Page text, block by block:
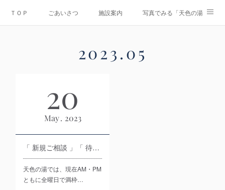
ＴＯＰ ごあいさつ 施設案内 写真でみる「天色の湯」
2023.05
20
May 2023
「 新規ご相談 」「 待機お申込み 」 に関するお願い
天色の湯では、現在AM・PM
ともに全曜日で満枠…